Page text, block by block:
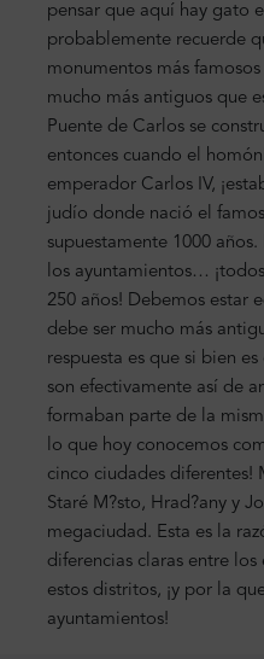
pensar que aquí hay gato
probablemente recuerde
monumentos más
mucho más antiguos que
Puente de Carlos se
entonces cuando el
emperador Carlos IV,
judío donde nació el
supuestamente 1000
los ayuntamientos…
250 años! Debemos estar
debe ser mucho más
respuesta es que si bien
son efectivamente así de
formaban parte de la
lo que hoy conocemos
cinco ciudades diferentes!
Staré M?sto, Hrad?any y
megaciudad. Esta es la
diferencias claras entre
estos distritos, ¡y por la
ayuntamientos!